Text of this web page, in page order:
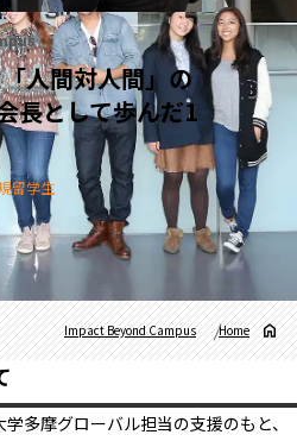
人間対人間」の
長として歩んだ1
留学生
Home
Impact Beyond Campus
多摩グローバル担当の支援のもと、